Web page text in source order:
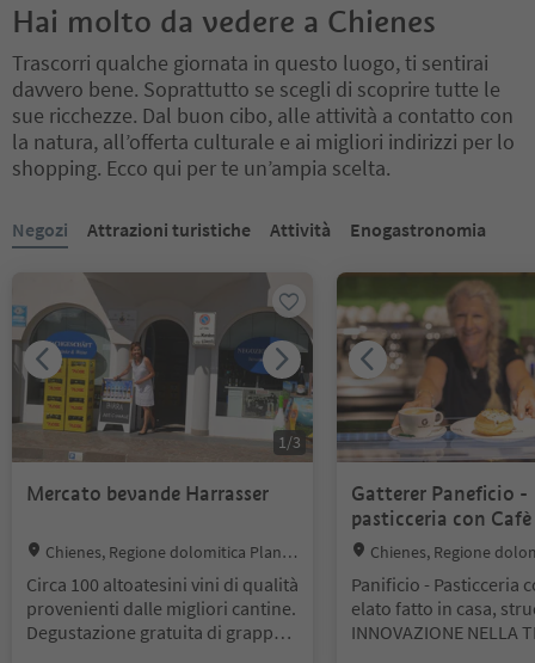
Hai molto da vedere a Chienes
Trascorri qualche giornata in questo luogo, ti sentirai
davvero bene. Soprattutto se scegli di scoprire tutte le
sue ricchezze. Dal buon cibo, alle attività a contatto con
la natura, all’offerta culturale e ai migliori indirizzi per lo
shopping. Ecco qui per te un’ampia scelta.
Ti trovi su un cursore a schede. Seleziona una scheda per
Negozi Attrazioni turistiche Attività Enogastronomia
1 /3
Mercato bevande Harrasser
Location:
Chienes, Regione dolomitica Plan d
Circa 100 altoatesini vini di qualità
provenienti dalle migliori cantine.
Degustazione gratuita di grappe e
Gatterer Paneficio -
pasticceria con Cafè
Location:
Chienes, Regione
Panificio - Pasticceria
elato fatto in casa,
INNOVAZIONE NELLA